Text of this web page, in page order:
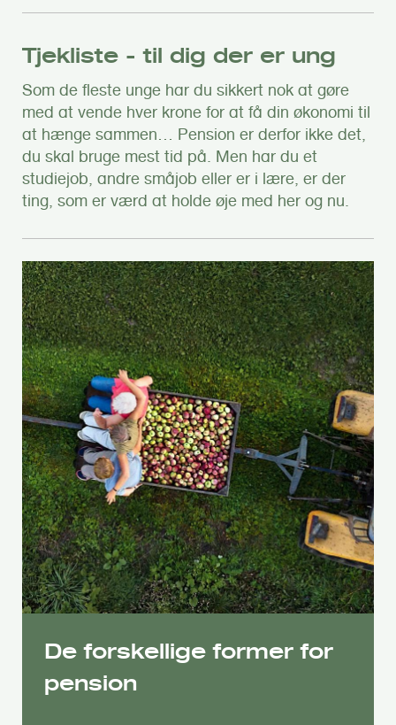
Tjekliste - til dig der er ung
Som de fleste unge har du sikkert nok at gøre
med at vende hver krone for at få din økonomi til
at hænge sammen… Pension er derfor ikke det,
du skal bruge mest tid på. Men har du et
studiejob, andre småjob eller er i lære, er der
ting, som er værd at holde øje med her og nu.
De forskellige former for
pension